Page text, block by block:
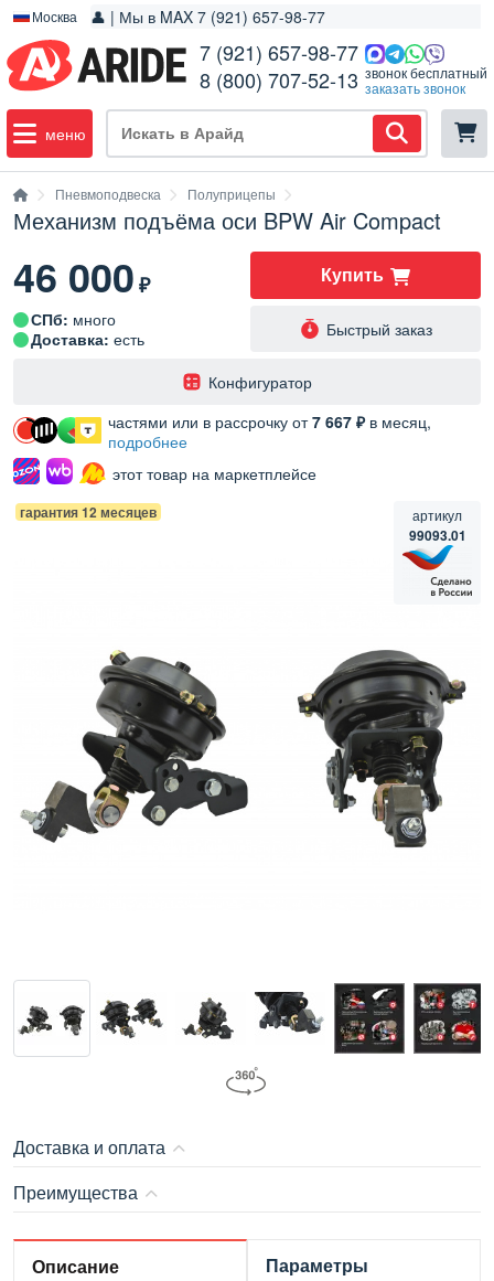
Москва 👤 | Мы в MAX 7 (921) 657-98-77
7 (921) 657-98-77
8 (800) 707-52-13 звонок бесплатный
заказать звонок
меню
Пневмоподвеска Полуприцепы
Механизм подъёма оси BPW Air Compact
гарантия 12 месяцев артикул
99093.01
Доставка и оплата
Преимущества
Описание Параметры
46 000₽ Купить
Быстрый заказ
частями или в рассрочку от7 667 ₽в месяц,
подробнее
этот товар на маркетплейсе
СПб: много
Доставка: есть
️Конфигуратор